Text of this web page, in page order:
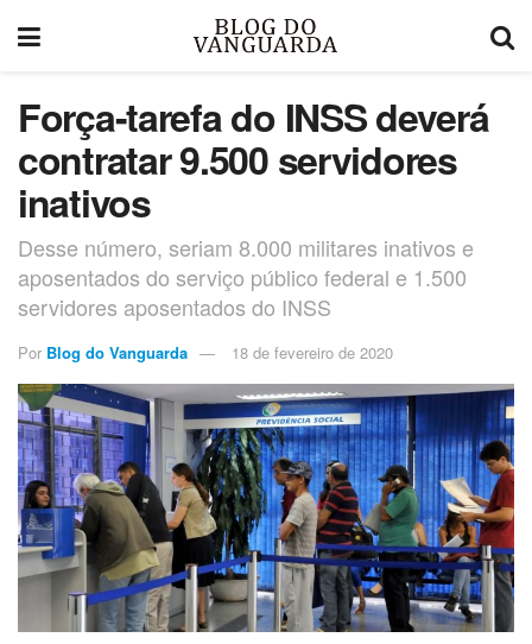
Força-tarefa do INSS deverá
contratar 9.500 servidores
inativos
Desse número, seriam 8.000 militares inativos e
aposentados do serviço público federal e 1.500
servidores aposentados do INSS
Por Blog do Vanguarda 18 de fevereiro de 2020